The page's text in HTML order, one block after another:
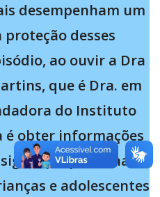
desempenham um
desses
ao ouvir a Dra
que é Dra. em
do Instituto
é obter informações
proporcionar
e adolescentes